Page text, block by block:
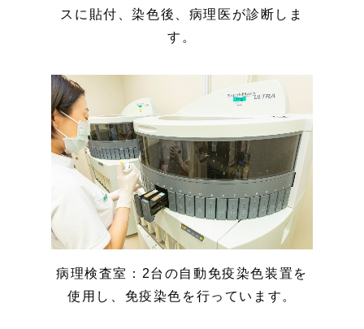
スに貼付、染色後、病理医が診断しま
す。
病理検査室：2台の自動免疫染色装置を
使用し、免疫染色を行っています。